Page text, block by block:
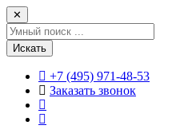
✕
Искать
+7 (495) 971-48-53
Заказать звонок